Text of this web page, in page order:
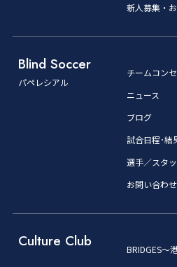
新人募集・
Blind Soccer
パペレシアル
チームコン
ニュース
ブログ
試合日程･結
選手／スタ
お問い合わせ
Culture Club
BRIDGES～